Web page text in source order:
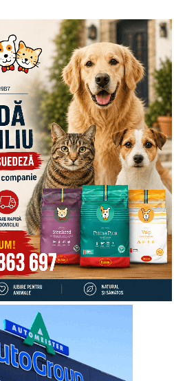
condițiilor de drum
cauze generatoare de
Respectarea limitelor legale și
de trafic, de drum și de
dintre un drum parcurs în